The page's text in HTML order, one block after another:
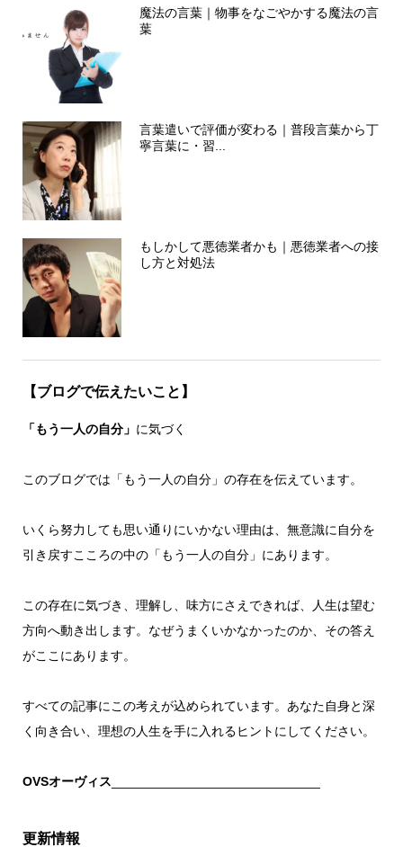
魔法の言葉｜物事をなごやかする魔法の言
葉
言葉遣いで評価が変わる｜普段言葉から丁
寧言葉に・習...
もしかして悪徳業者かも｜悪徳業者への接
し方と対処法
【ブログで伝えたいこと】
「もう一人の自分」 に気づく
このブログでは「もう一人の自分」の存在を伝えています。
いくら努力しても思い通りにいかない理由は、無意識に自分を
引き戻すこころの中の「もう一人の自分」にあります。
この存在に気づき、理解し、味方にさえできれば、人生は望む
方向へ動き出します。なぜうまくいかなかったのか、その答え
がここにあります。
すべての記事にこの考えが込められています。あなた自身と深
く向き合い、理想の人生を手に入れるヒントにしてください。
OVSオーヴィス
更新情報